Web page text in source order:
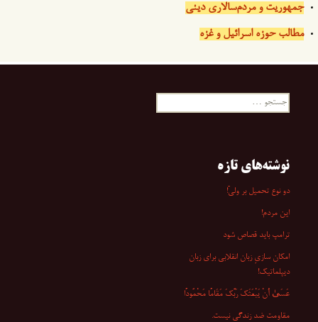
جمهوریت و مردم‌سالاری دینی
مطالب حوزه اسرائیل و غزه
جستجو
نوشته‌های تازه
دو نوع تحمیل بر ولیّ!
این مردم!
ترامپ باید قصاص شود
امکان سازیِ زبان انقلابی برای زبان
دیپلماتیک!
عَسَىٰ أَنْ یَبْعَثَکَ رَبُّکَ مَقَامًا مَحْمُودًا
مقاومت ضد زندگی نیست.